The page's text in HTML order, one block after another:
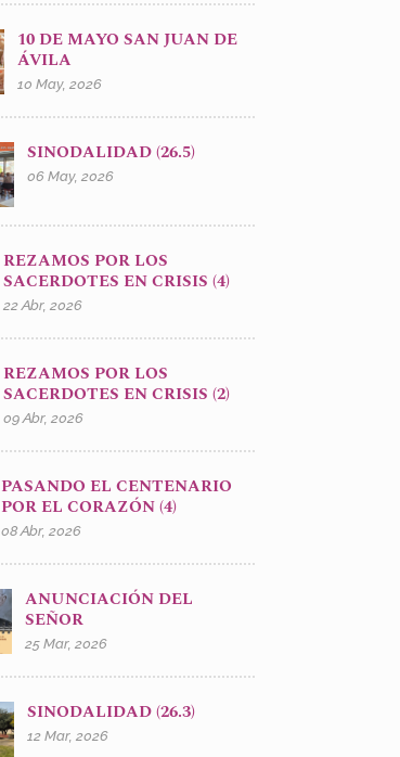
10 DE MAYO SAN JUAN DE
ÁVILA
10 May, 2026
SINODALIDAD (26.5)
06 May, 2026
REZAMOS POR LOS
SACERDOTES EN CRISIS (4)
22 Abr, 2026
REZAMOS POR LOS
SACERDOTES EN CRISIS (2)
09 Abr, 2026
PASANDO EL CENTENARIO
POR EL CORAZÓN (4)
08 Abr, 2026
ANUNCIACIÓN DEL
SEÑOR
25 Mar, 2026
SINODALIDAD (26.3)
12 Mar, 2026